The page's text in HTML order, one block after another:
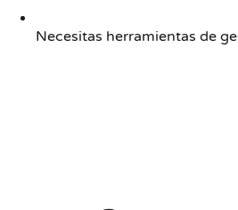
Necesitas herramientas de